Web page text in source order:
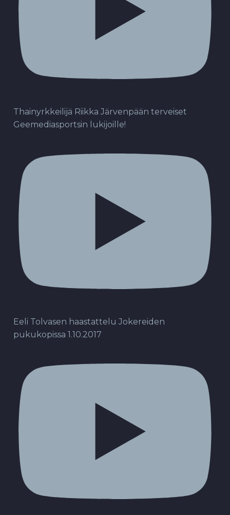
Thainyrkkeilijä Riikka Järvenpään terveiset
Geemediasportsin lukijoille!
Eeli Tolvasen haastattelu Jokereiden
pukukopissa 1.10.2017